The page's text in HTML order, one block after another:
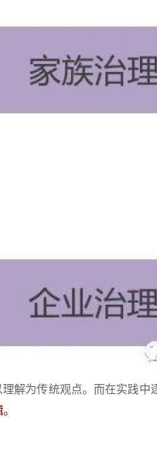
解为传统观点。而在实践中